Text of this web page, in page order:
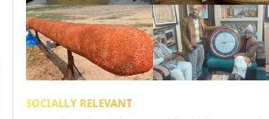
SOCIALLY RELEVANT